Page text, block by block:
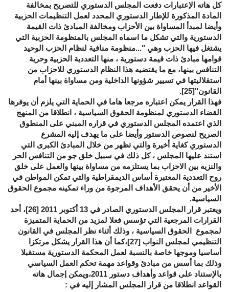
كل هاته الإعتبارات دفعت المجلس الدستوري للتصريح بمخالفة
المادة المذكورة للإطار الدستوري المحدد لعمل التنظيمات الحزبية
وأيضا لمبدأ المساواة بين الأحزاب ومخالفة المبادئ ذات القيمة
الدستورية والتي تشكل ما اسماه المجلس بالمنظومة الحزبية التي
يشتغل فيها الحزب وهي "...منظومة منافية لنظام الحزب الوحيد
قوامها مبادئ ذات قيمة دستورية ، منها التعددية الحزبية وحرية
التنافس بينها، مع ما يقتضيه هذا النظام الدستوري للاحزاب من
استقلاليتها في تسيير شؤونها الداخلية ومن مساواة بينها أمام
القانون"[25]
.
فهذا القرار يمكن اعتباره مرجعا هاما في الحماية التي يلزم أن يوفرها
القضاء الدستوري لمنظومة الحقوق السياسية ، انطلاقا من المنهج
الذي اعتمده المجلس الدستوري في قراره المبني على المنطوق
الصريح لنصوص الدستور وأيضا على ما يهدف إليه المشرع
الدستوري كغاية أخيرة والتي تظهر من خلال المبادئ الكبرى التي
استند عليها المجلس ، كل ذلك في سبيل خلق جو من التنافس الحر
والنزيه بين الاحزاب بما يستلزمه من مساواة بينها والعمل على خلق
روح التعددية المعتبرة أساس الديمقراطية والتي تمكن المواطن في
الأخير من أن يحقق الأهداف المرجوة من وراء تمكينه مجموع الحقوق
السياسية.
ويعتبر قرار المجلس الدستوري الصادر في 13 أكتوبر 2011
[26]، أحد
القرارات المرجعية التي تؤسس فعلا لمزيد من الحماية المتميزة
لمجموع الحقوق السياسية ، وذلك أثناء نظر المجلس في القانون
التنظيمي لمجلس النواب [27]،كما أن هذا القرار يشكل مرتكزا
أساسيا وموجها خاصة بالنسبة لعمل المحكمة الدستورية مستقبلا
وذلك بما أسس من مبادئ وقواعد مهمة تحكم العمل السياسي
بالإستناد على قواعد وأهداف دستور 2011،ويمكن إجمال هاته
القواعد انطلاقا من قرار المجلس المشار إليه في :